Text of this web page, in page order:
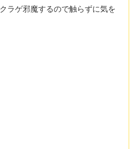
ラゲ邪魔するので触らずに気を